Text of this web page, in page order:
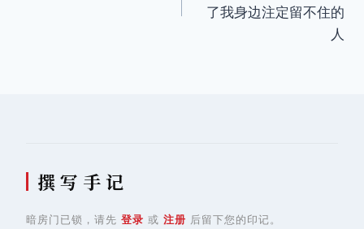
了我身边注定留不住的
人
撰 写 手 记
暗房门已锁，请先 登录 或 注册 后留下您的印记。